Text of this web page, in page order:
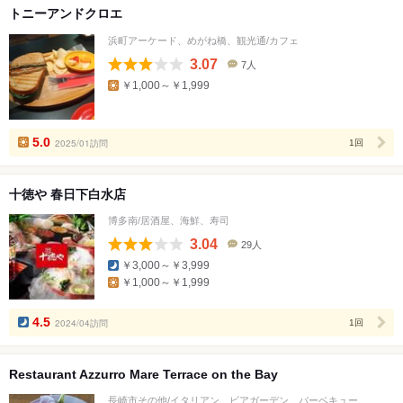
トニーアンドクロエ
浜町アーケード、めがね橋、観光通/カフェ
3.07
数
7人
￥1,000～￥1,999
5.0 2025/01訪問 1回
十徳や 春日下白水店
博多南/居酒屋、海鮮、寿司
3.04
数
29人
￥3,000～￥3,999
￥1,000～￥1,999
4.5 2024/04訪問 1回
Restaurant Azzurro Mare Terrace on the Bay
長崎市その他/イタリアン、ビアガーデン、バーベキュー